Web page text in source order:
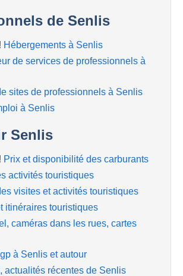
de Senlis
Hébergements à Senlis
de services de professionnels à
sites de professionnels à Senlis
à Senlis
Senlis
Prix et disponibilité des carburants
activités touristiques
visites et activités touristiques
itinéraires touristiques
caméras dans les rues, cartes
à Senlis et autour
actualités récentes de Senlis